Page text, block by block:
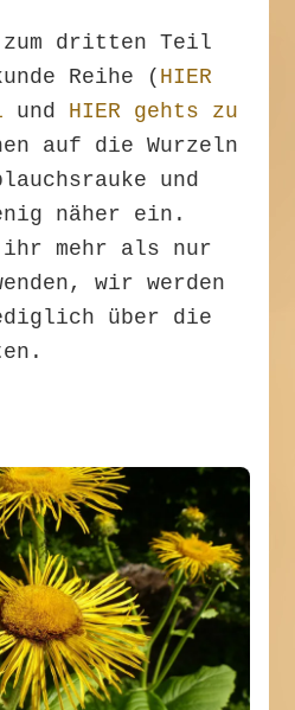
zum dritten Teil
Reihe ( HIER
und HIER gehts zu
auf die Wurzeln
und
näher ein.
ihr mehr als nur
wir werden
über die